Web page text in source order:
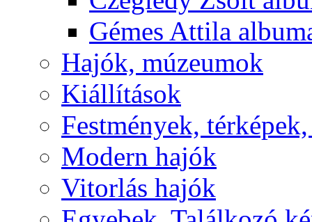
Gémes Attila
Hajók, múzeumok
Kiállítások
Festmények,
Modern hajók
Vitorlás hajók